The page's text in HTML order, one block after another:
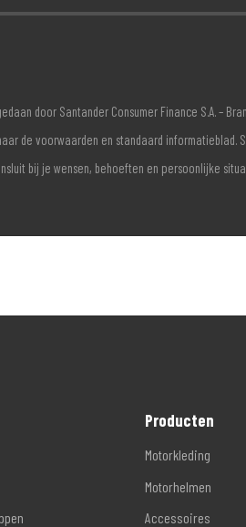
door Santander Consumer Finance S.A. –
de voorwaarden en standaard informatieblad.
bij je wensen, behoeften en persoonlijke
Producten
Motorkleding
Motorhelmen
Accessoires